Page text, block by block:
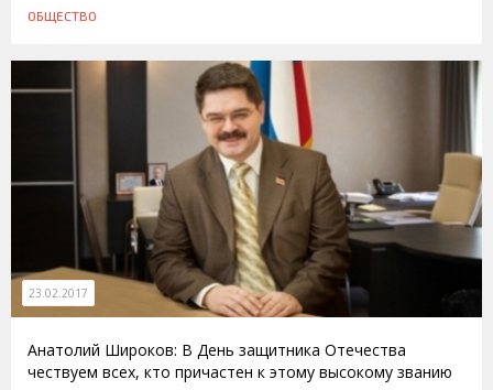
ОБЩЕСТВО
23.02.2017
Анатолий Широков: В День защитника Отечества
чествуем всех, кто причастен к этому высокому званию